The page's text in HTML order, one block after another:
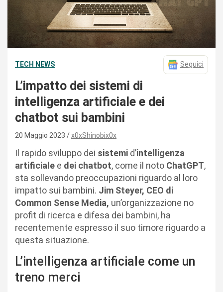
TECH NEWS Seguici
L’impatto dei sistemi di
intelligenza artificiale e dei
chatbot sui bambini
20 Maggio 2023 x0xShinobix0x
Il rapido sviluppo dei sistemi d’intelligenza
artificiale e dei chatbot, come il noto ChatGPT,
sta sollevando preoccupazioni riguardo al loro
impatto sui bambini. Jim Steyer, CEO di
Common Sense Media, un’organizzazione no
profit di ricerca e difesa dei bambini, ha
recentemente espresso il suo timore riguardo a
questa situazione.
L’intelligenza artificiale come un
treno merci